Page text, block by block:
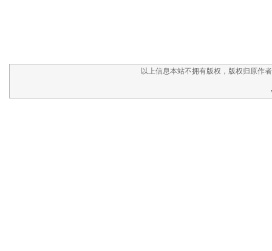
以上信息本站不拥有版权，版权归原作